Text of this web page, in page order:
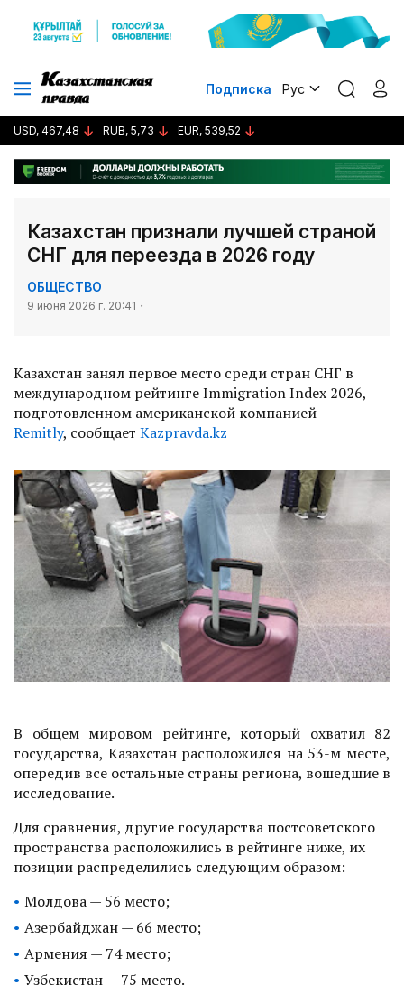
Подписка Рус
USD, 467,48 RUB, 5,73 EUR, 539,52
Казахстан признали лучшей страной
СНГ для переезда в 2026 году
ОБЩЕСТВО
9 июня 2026 г. 20:41
Казахстан занял первое место среди стран СНГ в
международном рейтинге Immigration Index 2026,
подготовленном американской компанией
Remitly, сообщает Kazpravda.kz
В общем мировом рейтинге, который охватил 82
государства, Казахстан расположился на 53-м месте,
опередив все остальные страны региона, вошедшие в
исследование.
Для сравнения, другие государства постсоветского
пространства расположились в рейтинге ниже, их
позиции распределились следующим образом:
Молдова — 56 место;
Азербайджан — 66 место;
Армения — 74 место;
Узбекистан — 75 место.